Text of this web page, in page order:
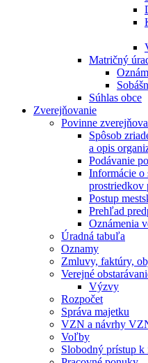
Matričný
Súhlas obce
Zverejňovanie
Povinne
Spôsob
a opis
Podávanie
Informácie o
prostriedkov
Postup
Prehľad
Oznámenia
Úradná tabuľa
Oznamy
Zmluvy, faktúry,
Verejné
Výzvy
Rozpočet
Správa majetku
VZN a návrhy
Voľby
Slobodný prístup k